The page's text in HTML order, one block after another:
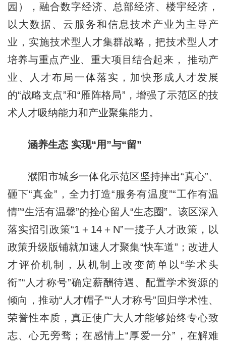
园），融合数字经济、总部经济、楼宇经济，
以大数据、云服务和信息技术产业为主导产
业，实施技术型人才集群战略，把技术型人才
培养与重点产业、重大项目结合起来， 推动产
业、人才布局一体落实，加快形成人才发展
的“战略支点”和“雁阵格局”，增强了示范区的技
术人才吸纳能力和产业聚集能力。
涵养生态 实现“用”与“留”
濮阳市城乡一体化示范区坚持捧出“真心”、
砸下“真金”，全力打造“服务有温度”“工作有温
情”“生活有温馨”的拴心留人“生态圈”。该区深入
落实招引政策“1＋14＋N”一揽子人才政策，以
政策升级版铺就加速人才聚集“快车道”；改进人
才评价机制，从机制上改变简单以“学术头
衔”“人才称号”确定薪酬待遇、配置学术资源的
倾向，推动“人才帽子”“人才称号”回归学术性、
荣誉性本质，真正使广大人才能够始终专心致
志、心无旁骛；在感情上“厚爱一分”，在解难